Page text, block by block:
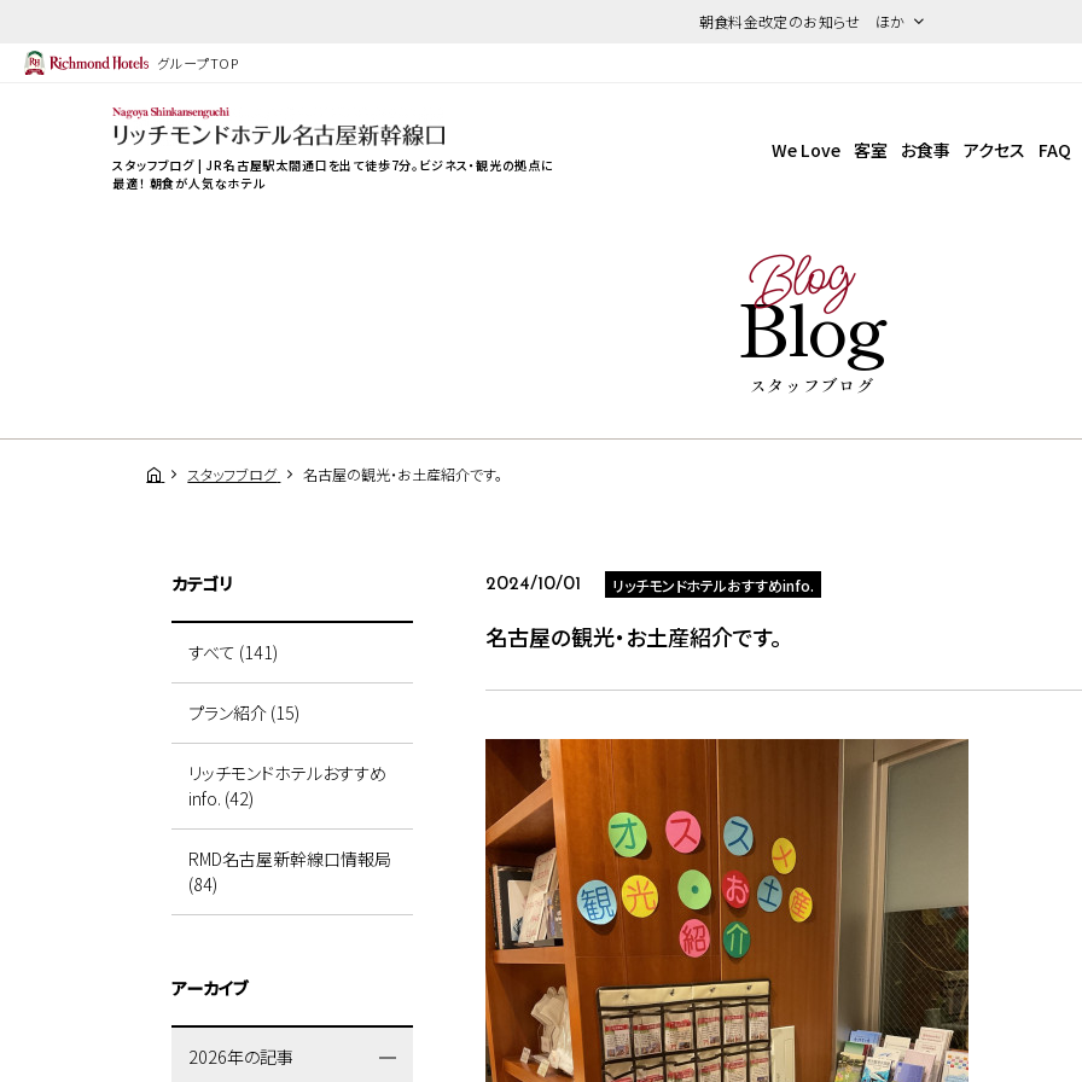
朝食料金改定のお知らせ ほか
グループTOP
スタッフブログ | JR名古屋駅太閤通口を出て徒歩7分。ビジネス・観光の拠点に
最適！ 朝食が人気なホテル
We Love 客室 お食事 アクセス FAQ
Blog
Blog
スタッフブログ
スタッフブログ 名古屋の観光・お土産紹介です。
2024/10/01 リッチモンドホテルおすすめinfo.
名古屋の観光・お土産紹介です。
カテゴリ
すべて (141)
プラン紹介 (15)
リッチモンドホテルおすすめ
info. (42)
RMD名古屋新幹線口情報局
(84)
アーカイブ
2026年の記事